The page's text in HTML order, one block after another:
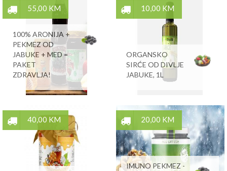
55,00 KM
100% ARONIJA +
PEKMEZ OD
JABUKE + MED =
PAKET
ZDRAVLJA!
10,00 KM
ORGANSKO
SIRĆE OD DIVLJE
JABUKE, 1L
40,00 KM 20,00 KM
IMUNO PEKMEZ -